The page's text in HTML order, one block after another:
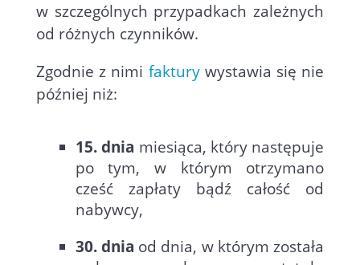
w szczególnych przypadkach zależnych
od różnych czynników.
Zgodnie z nimi fakturywystawia się nie
później niż:
15. dnia miesiąca, który następuje
po tym, w którym otrzymano
cześć zapłaty bądź całość od
nabywcy,
30. dnia od dnia, w którym została